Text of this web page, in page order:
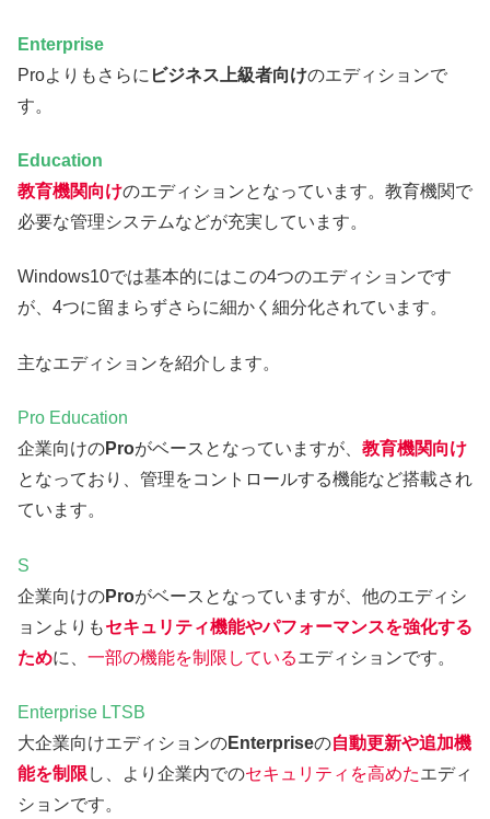
Enterprise
Proよりもさらに ビジネス上級者向けのエディションで
す。
Education
教育機関向けのエディションとなっています。教育機関で
必要な管理システムなどが充実しています。
Windows10では基本的にはこの4つのエディションです
が、4つに留まらずさらに細かく細分化されています。
主なエディションを紹介します。
Pro Education
企業向けのProがベースとなっていますが、 教育機関向け
となっており、管理をコントロールする機能など搭載され
ています。
S
企業向けのProがベースとなっていますが、他のエディシ
ョンよりもセキュリティ機能やパフォーマンスを強化する
ために、 一部の機能を制限しているエディションです。
Enterprise LTSB
大企業向けエディションのEnterpriseの自動更新や追加機
能を制限 し、より企業内でのセキュリティを高めたエディ
ションです。